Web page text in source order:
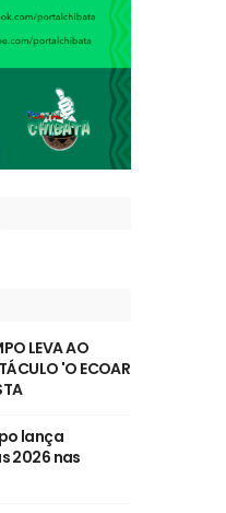
LEVA AO
'O ECOAR
lança
2026 nas